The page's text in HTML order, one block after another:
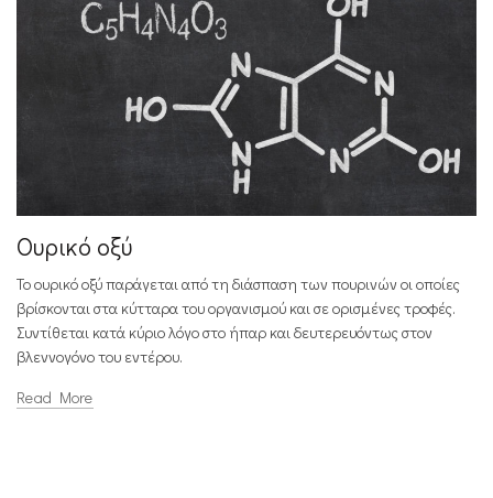
Ουρικό οξύ
Το ουρικό οξύ παράγεται από τη διάσπαση των πουρινών οι οποίες
βρίσκονται στα κύτταρα του οργανισμού και σε ορισμένες τροφές.
Συντίθεται κατά κύριο λόγο στο ήπαρ και δευτερευόντως στον
βλεννογόνο του εντέρου.
Read More